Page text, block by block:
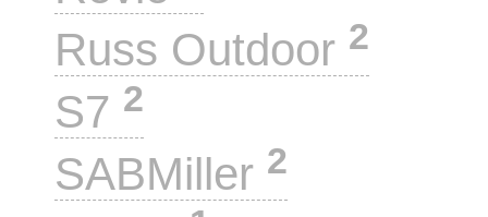
Russ Outdoor 2
S7 2
SABMiller 2